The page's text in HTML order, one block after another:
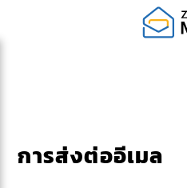
การส่งต่ออีเมล